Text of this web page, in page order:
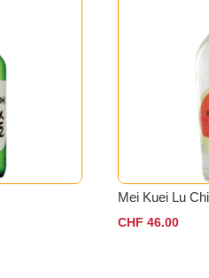
Mei Kuei Lu
CHF 46.00